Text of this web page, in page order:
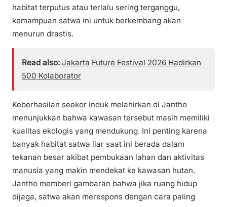
habitat terputus atau terlalu sering terganggu,
kemampuan satwa ini untuk berkembang akan
menurun drastis.
Read also: Jakarta Future Festival 2026 Hadirkan
500 Kolaborator
Keberhasilan seekor induk melahirkan di Jantho
menunjukkan bahwa kawasan tersebut masih memiliki
kualitas ekologis yang mendukung. Ini penting karena
banyak habitat satwa liar saat ini berada dalam
tekanan besar akibat pembukaan lahan dan aktivitas
manusia yang makin mendekat ke kawasan hutan.
Jantho memberi gambaran bahwa jika ruang hidup
dijaga, satwa akan merespons dengan cara paling